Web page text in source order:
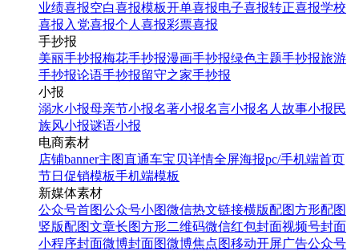
业绩喜报空白喜报模板开单喜报电子喜报转正喜报学校
喜报 入党喜报个人喜报彩票喜报
手抄报
美丽手抄报梅花手抄报漫画手抄报绿色主题手抄报旅游
手抄报论语手抄报留守之家手抄报
小报
溺水小报母亲节小报名著小报名言小报名人故事小报民
族风小报谜语小报
电商素材
店铺banner主图直通车宝贝详情全屏海报pc/手机端首页
节日促销模板手机端模板
新媒体素材
公众号首图公众号小图微信热文链接横版配图方形配图
竖版配图文章长图方形二维码微信红包封面视频号封面
小程序封面微博封面图微博焦点图移动开屏广告公众号